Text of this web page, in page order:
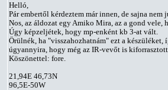
Helló,
Pár embertől kérdeztem már innen, de sajna nem
Nos, az áldozat egy Amiko Mira, az a gond
Úgy képzeljétek, hogy mp-enként kb 3-at vált.
Örülnék, ha "visszahozhatnám" ezt a
úgyannyira, hogy még az IR-vevőt is
Köszönettel: fore.
21,94E 46,73N
96,5E-50W